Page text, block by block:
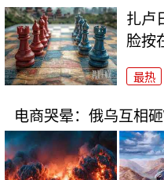
扎卢
脸按
最热
电商哭晕：俄乌互相